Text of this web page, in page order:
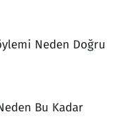
Neden Doğru
Bu Kadar